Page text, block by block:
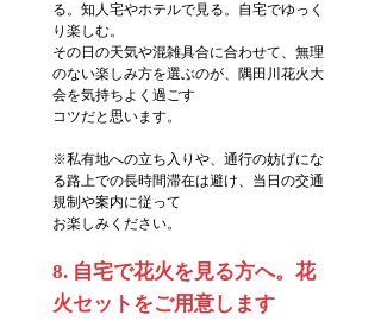
る。知人宅やホテルで見る。自宅でゆっく
り楽しむ。
その日の天気や混雑具合に合わせて、無理
のない楽しみ方を選ぶのが、隅田川花火大
会を気持ちよく過ごす
コツだと思います。
※私有地への立ち入りや、通行の妨げにな
る路上での長時間滞在は避け、当日の交通
規制や案内に従って
お楽しみください。
8. 自宅で花火を見る方へ。花
火セットをご用意します